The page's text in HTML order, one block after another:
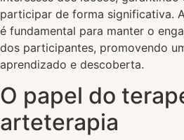
participar de forma significativa.
é fundamental para manter o
dos participantes, promovendo
aprendizado e descoberta.
O papel do
arteterapia